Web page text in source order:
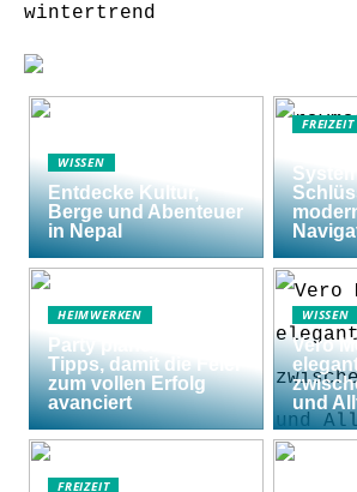
wintertrend
WISSEN
Entdecke Kultur,
Berge und Abenteuer
in Nepal
FREIZEIT
HEIMWERKEN
Party planen: 5
Tipps, damit die Feier
zum vollen Erfolg
avanciert
WISSEN
Vero
und
FREIZEIT